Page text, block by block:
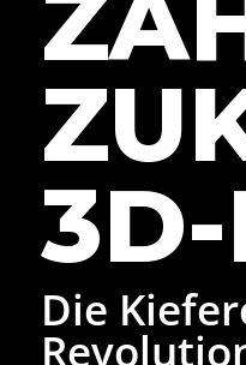
3D-
Die